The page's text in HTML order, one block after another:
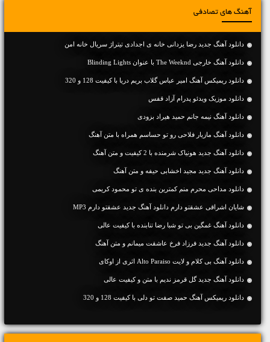
آهنگ های تصادفی
دانلود آهنگ جدید رضا یزدانی خانه ی اجدادی تیتراژ سریال خانه امن
دانلود آهنگ خارجی The Weeknd با عنوان Blinding Lights
دانلود ریمیکس آهنگ امیر عباس گلاب بریم دریا با کیفیت 128 و 320
دانلود موزیک ویدئو پدرام آزاد قفس
دانلود آهنگ نیمه جانم حمید هیراد بزودی
دانلود آهنگ مازیار فلاحی رو تو حساسم همراه با متن آهنگ
دانلود آهنگ جديد هونیاک شرمنده با 2 کیفیت و متن آهنگ
دانلود آهنگ جديد مجید اخشابی حیفه و متن آهنگ
دانلود مداحی محرم منم کمترین بنده ی تو محمود کریمی
شایان اشراقی عشقتو دارم دانلود آهنگ جدید عشقتو دارم MP3
دانلود آهنگ غمگین بی تو شبا رضا تنابنده با کیفیت عالی
دانلود آهنگ جديد فرزاد فرخ عاشقت میمانم و متن آهنگ
دانلود آهنگ بی کلام و لایت Alto Paraiso اثری از اوکای
دانلود آهنگ جديد گل قرمز ندیم با متن و کیفیت عالی
دانلود ریمیکس آهنگ حمید صفت تو دلی با کیفیت 128 و 320